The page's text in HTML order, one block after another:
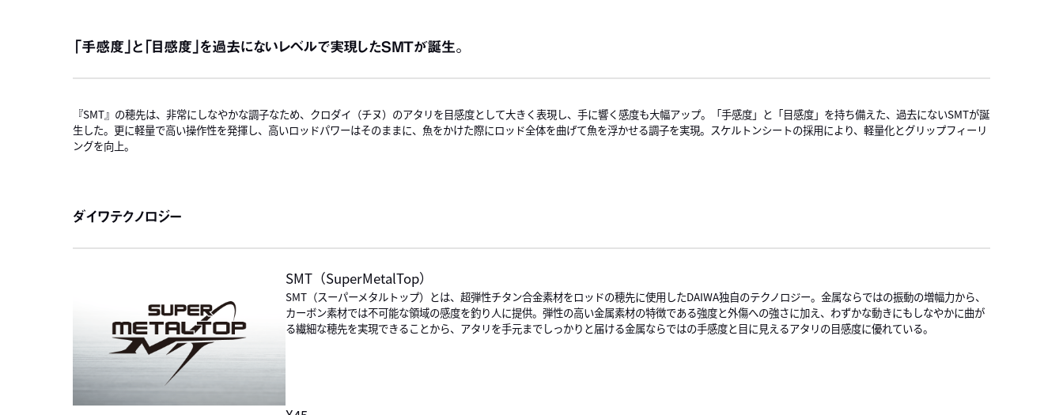
「手感度」と「目感度」を過去にないレベルで実現したSMTが誕生。
『SMT』の穂先は、非常にしなやかな調子なため、クロダイ（チヌ）のアタリを目感度として大きく表現し、手に響く感度も大幅アップ。「手感度」と「目感度」を持ち備えた、過去にないSMTが誕
生した。更に軽量で高い操作性を発揮し、高いロッドパワーはそのままに、魚をかけた際にロッド全体を曲げて魚を浮かせる調子を実現。スケルトンシートの採用により、軽量化とグリップフィーリ
ングを向上。
ダイワテクノロジー
SMT（SuperMetalTop）
SMT（スーパーメタルトップ）とは、超弾性チタン合金素材をロッドの穂先に使用したDAIWA独自のテクノロジー。金属ならではの振動の増幅力から、
カーボン素材では不可能な領域の感度を釣り人に提供。弾性の高い金属素材の特徴である強度と外傷への強さに加え、わずかな動きにもしなやかに曲が
る繊細な穂先を実現できることから、アタリを手元までしっかりと届ける金属ならではの手感度と目に見えるアタリの目感度に優れている。